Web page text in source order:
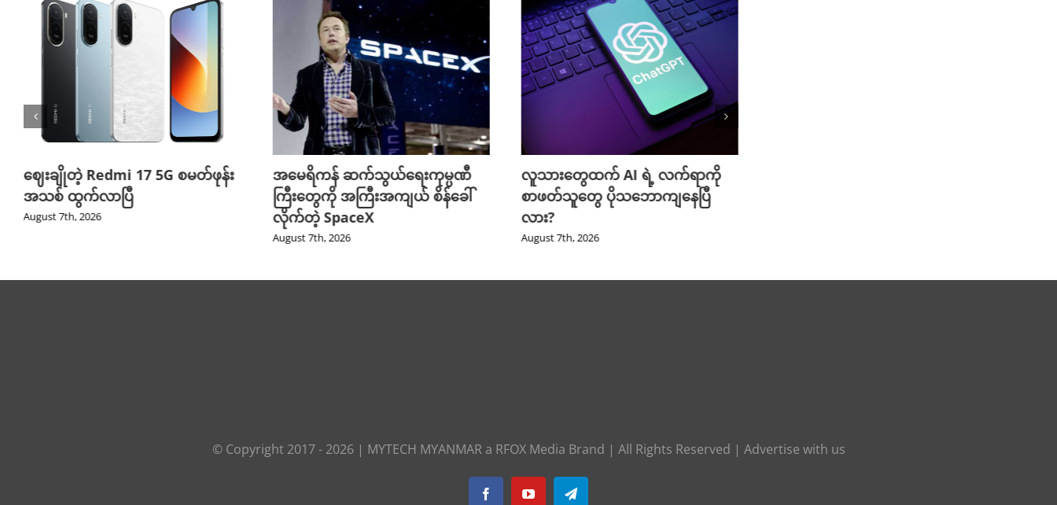
ဈေးချိုတဲ့ Redmi 17 5G စမတ်ဖုန်း
အသစ် ထွက်လာပြီ
August 7th, 2026
အမေရိကန် ဆက်သွယ်ရေးကုမ္ပဏီ
ကြီးတွေကို အကြီးအကျယ် စိန်ခေါ်
လိုက်တဲ့ SpaceX
August 7th, 2026
လူသားတွေထက် AI ရဲ့ လက်ရာကို
စာဖတ်သူတွေ ပိုသဘောကျနေပြီ
လား?
August 7th, 2026
© Copyright 2017 - 2026| MYTECH MYANMARa RFOX Media Brand | All Rights Reserved | Advertise with us
FacebookYouTubeTelegram